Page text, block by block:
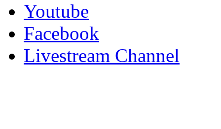
Youtube
Facebook
Livestream Channel